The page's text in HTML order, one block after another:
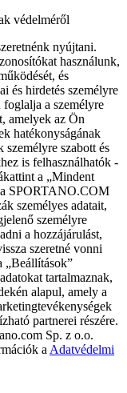
védelméről
nyújtani.
használunk,
és
és hirdetés személyre
foglalja a személyre
amelyek az Ön
hatékonyságának
személyre szabott és
is felhasználhatók -
a „Mindent
SPORTANO.COM
személyes adatait,
személyre
a hozzájárulást,
szeretné vonni
„Beállítások”
tartalmaznak,
alapul, amely a
partnerei részére.
Sp. z o.o.
a Adatvédelmi